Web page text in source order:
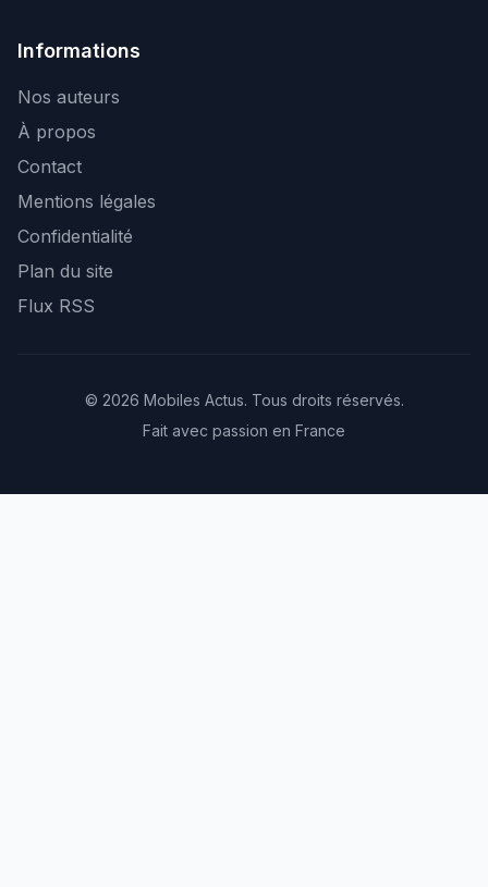
Informations
Nos auteurs
À propos
Contact
Mentions légales
Confidentialité
Plan du site
Flux RSS
© 2026 Mobiles Actus. Tous droits réservés.
Fait avec passion en France